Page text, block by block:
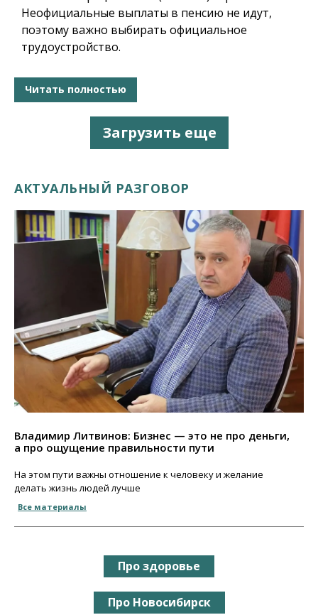
Неофициальные выплаты в пенсию не идут,
поэтому важно выбирать официальное
трудоустройство.
Читать полностью
Загрузить еще
АКТУАЛЬНЫЙ РАЗГОВОР
Владимир Литвинов: Бизнес — это не про деньги,
а про ощущение правильности пути
На этом пути важны отношение к человеку и желание
делать жизнь людей лучше
Все материалы
Про здоровье
Про Новосибирск